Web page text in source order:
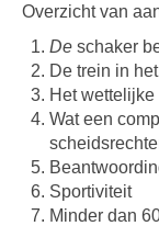
Overzicht van
De schaker
De trein in
Het wettelijke
Wat een
Sportiviteit
Minder dan